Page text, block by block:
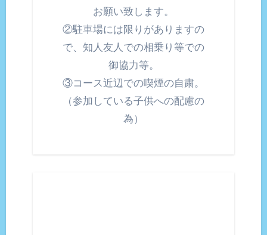
お願い致します。
②駐車場には限りがありますの
で、知人友人での相乗り等での
御協力等。
③コース近辺での喫煙の自粛。
（参加している子供への配慮の
為）